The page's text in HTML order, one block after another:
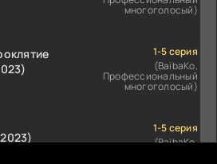
многоголосый)
1-5 серия
(BaibaKo,
Профессиональный
многоголосый)
1-5 серия
(BaibaKo,